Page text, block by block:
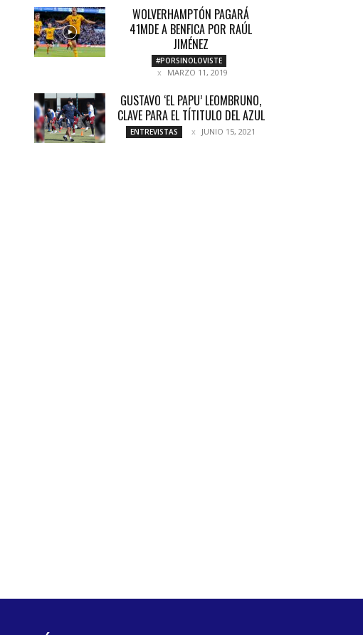
WOLVERHAMPTÓN PAGARÁ
41MDE A BENFICA POR RAÚL
JIMÉNEZ
#PORSINOLOVISTE
MARZO 11, 2019
GUSTAVO ‘EL PAPU’ LEOMBRUNO,
CLAVE PARA EL TÍTITULO DEL AZUL
ENTREVISTAS JUNIO 15, 2021